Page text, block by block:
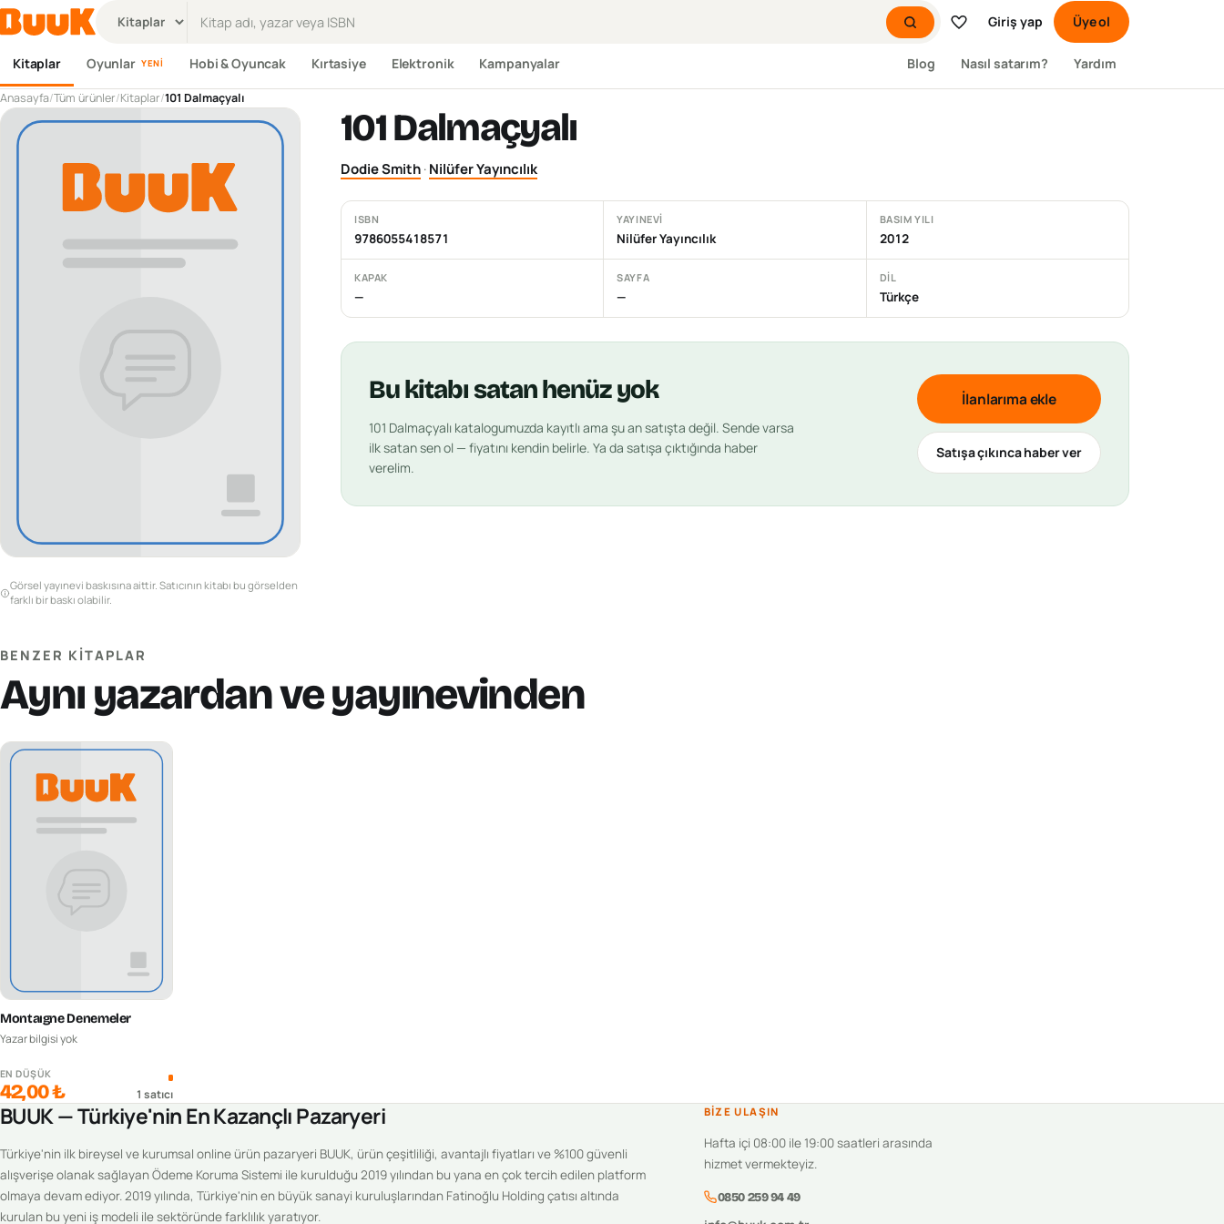
Giriş yap Üye ol
Kitaplar Oyunlar YENI Hobi & Oyuncak Kırtasiye Elektronik Kampanyalar Blog Nasıl satarım? Yardım
Anasayfa/Tüm ürünler/Kitaplar/101 Dalmaçyalı
Görsel yayınevi baskısına aittir. Satıcının kitabı bu görselden
farklı bir baskı olabilir.
101 Dalmaçyalı
Dodie Smith·Nilüfer Yayıncılık
ISBN
9786055418571
YAYINEVI
Nilüfer Yayıncılık
BASIM YILI
2012
KAPAK
—
SAYFA
—
DIL
Türkçe
Bukitabısatan henüz yok
101 Dalmaçyalı katalogumuzda kayıtlı ama şu an satışta değil. Sende varsa
ilk satan sen ol — fiyatını kendin belirle. Ya da satışa çıktığında haber
verelim.
İlanlarıma ekle
Satışa çıkınca haber ver
BENZER KITAPLAR
Aynı yazardan ve yayınevinden
Montaıgne Denemeler
Yazar bilgisi yok
EN DÜŞÜK
42,00 ₺ 1 satıcı
BUUK — Türkiye'nin En Kazançlı Pazaryeri
Türkiye'nin ilk bireysel ve kurumsal online ürün pazaryeri BUUK, ürün çeşitliliği, avantajlı fiyatları ve %100 güvenli
alışverişe olanak sağlayan Ödeme Koruma Sistemi ile kurulduğu 2019 yılından bu yana en çok tercih edilen platform
olmaya devam ediyor. 2019 yılında, Türkiye'nin en büyük sanayi kuruluşlarından Fatinoğlu Holding çatısı altında
kurulan bu yeni iş modeli ile sektöründe farklılık yaratıyor.
BIZE ULAŞIN
Hafta içi 08:00 ile 19:00 saatleri arasında
hizmet vermekteyiz.
0850 259 94 49